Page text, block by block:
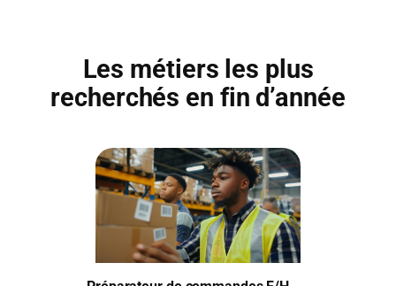
Les métiers les plus
recherchés en fin d’année